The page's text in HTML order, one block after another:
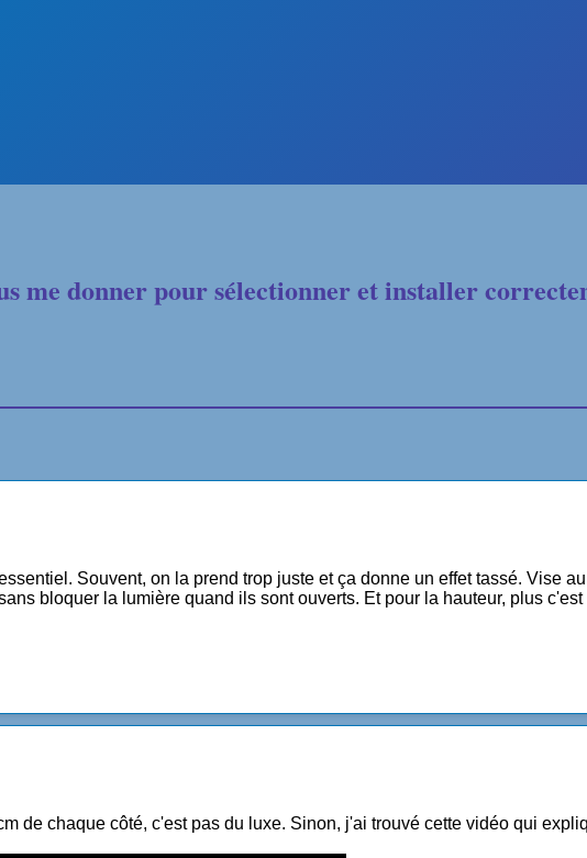
me donner pour sélectionner et installer
Souvent, on la prend trop juste et ça donne un effet tassé. Vise
bloquer la lumière quand ils sont ouverts. Et pour la hauteur, plus
de chaque côté, c'est pas du luxe. Sinon, j'ai trouvé cette vidéo qui